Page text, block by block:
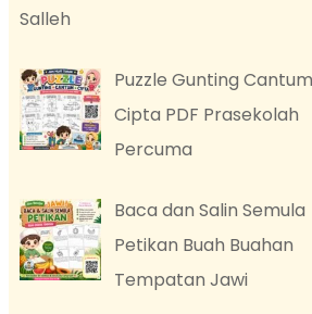
Salleh
Puzzle Gunting Cantum
Cipta PDF Prasekolah
Percuma
Baca dan Salin Semula
Petikan Buah Buahan
Tempatan Jawi